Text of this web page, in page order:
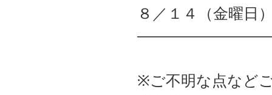
８／１４（金曜日
※ご不明な点など